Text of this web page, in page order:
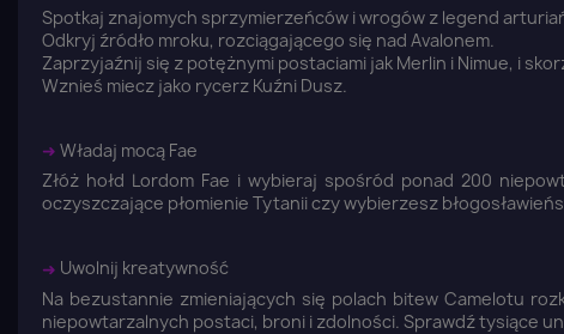
Spotkaj znajomych sprzymierzeńców i wrogów z legend
Odkryj źródło mroku, rozciągającego się nad Avalonem.
Zaprzyjaźnij się z potężnymi postaciami jak Merlin i Nimue, i
Wznieś miecz jako rycerz Kuźni Dusz.
➜ Władaj mocą Fae
Złóż hołd Lordom Fae i wybieraj spośród ponad 200
oczyszczające płomienie Tytanii czy wybierzesz
➜ Uwolnij kreatywność
Na bezustannie zmieniających się polach bitew Camelotu
niepowtarzalnych postaci, broni i zdolności. Sprawdź tysiące